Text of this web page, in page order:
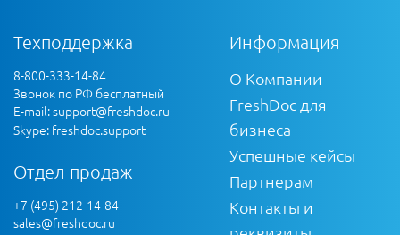
Техподдержка
8-800-333-14-84
Звонок по РФ бесплатный
E-mail:support@freshdoc.ru
Skype: freshdoc.support
Отдел продаж
+7 (495) 212-14-84
sales@freshdoc.ru
Информация
О Компании
FreshDoc для
бизнеса
Успешные кейсы
Партнерам
Контакты и